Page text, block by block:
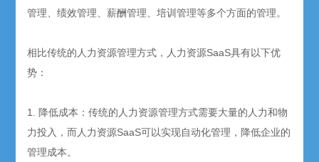
管理、绩效管理、薪酬管理、培训管理等多个方面的管理。
相比传统的人力资源管理方式，人力资源SaaS具有以下优
势：
1. 降低成本：传统的人力资源管理方式需要大量的人力和物
力投入，而人力资源SaaS可以实现自动化管理，降低企业的
管理成本。